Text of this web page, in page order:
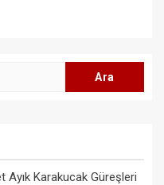
Ayık Karakucak Güreşleri